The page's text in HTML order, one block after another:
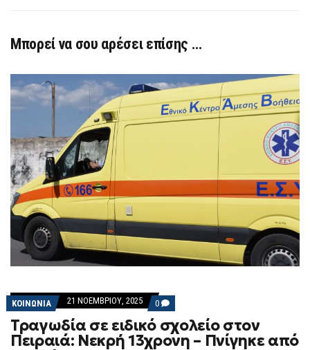
Μπορεί να σου αρέσει επίσης …
ΚΟΙΝΩΝΙΑ 21 ΝΟΕΜΒΡΊΟΥ, 2025 0 COMMENTS
ON
ΤΡΑΓΩΔΊΑ
ΣΕ
ΕΙΔΙΚΌ
Τραγωδία σε ειδικό σχολείο στον
Πειραιά: Νεκρή 13χρονη – Πνίγηκε από